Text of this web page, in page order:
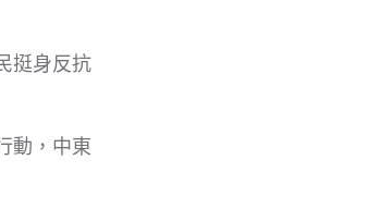
挺身反抗
動，中東